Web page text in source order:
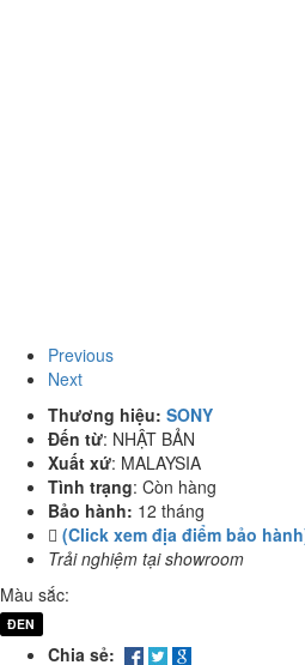
Previous
Next
Thương hiệu: SONY
Đến từ: NHẬT BẢN
Xuất xứ: MALAYSIA
Tình trạng: Còn hàng
Bảo hành: 12 tháng
(Click xem địa điểm bảo
Trải nghiệm tại showroom
Màu sắc:
ĐEN
Chia sẻ: